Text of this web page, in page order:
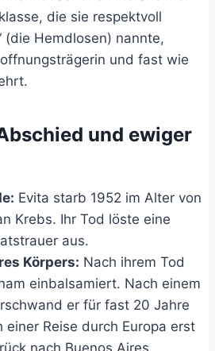
die sie respektvoll
(die Hemdlosen) nannte,
und fast wie
und ewiger
Evita starb 1952 im Alter von
Krebs. Ihr Tod löste eine
aus.
Körpers: Nach ihrem Tod
einbalsamiert. Nach einem
er für fast 20 Jahre
einer Reise durch Europa erst